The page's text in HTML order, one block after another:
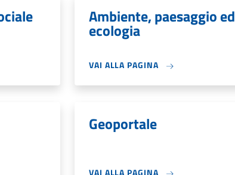
Ambiente, paesaggio ed
ecologia
VAI ALLA PAGINA
Geoportale
VAI ALLA PAGINA